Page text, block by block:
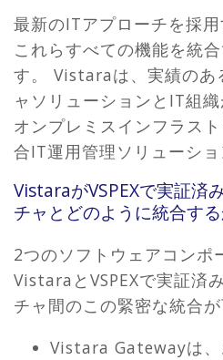
最新のITアプローチを採
これらすべての機能を統
す。 Vistaraは、実績のあ
ャソリューションとIT組
オンプレミスインフラス
合IT運用管理ソリューショ
VistaraがVSPEXで実証済
チャとどのように統合す
2つのソフトウェアコンポ
VistaraとVSPEXで実証済
チャ間のこの緊密な統合が
Vistara Gatewayは、